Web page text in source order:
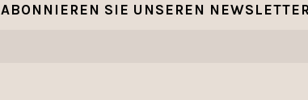
ABONNIEREN SIE UNSEREN NEWSLETTER